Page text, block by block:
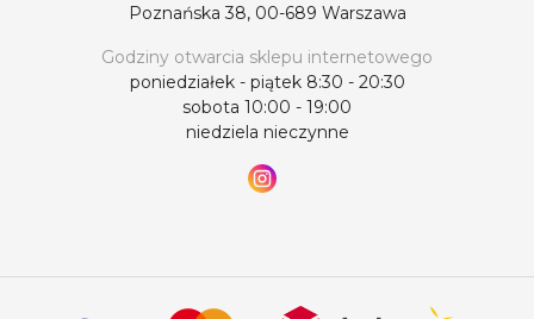
Poznańska 38, 00-689 Warszawa
Godziny otwarcia sklepu internetowego
poniedziałek - piątek 8:30 - 20:30
sobota 10:00 - 19:00
niedziela nieczynne